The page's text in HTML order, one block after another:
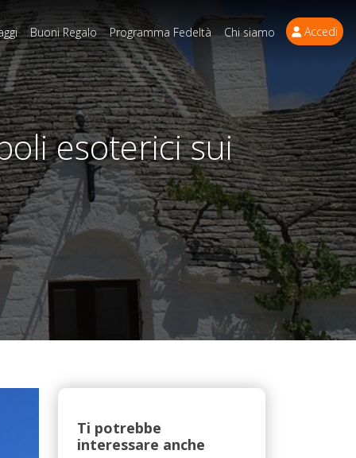
Buoni Regalo Programma Fedeltà Chi siamo Accedi
esoterici sui
Ti potrebbe
interessare anche